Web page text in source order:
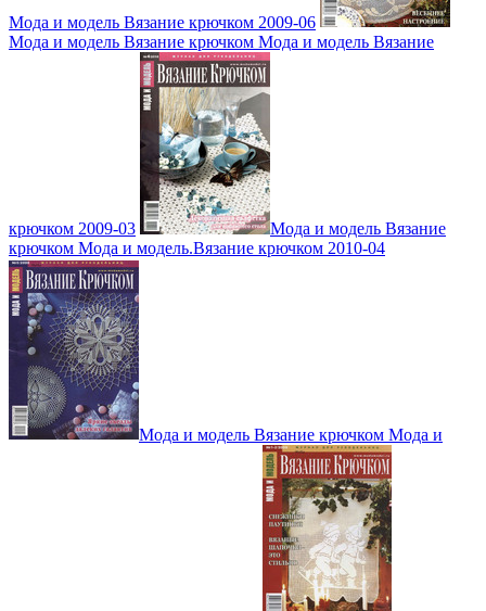
Мода и модель Вязание крючком 2009-06
Мода и модель Вязание крючком Мода и модель Вязание
крючком 2009-03
Мода и модель Вязание
крючком Мода и модель.Вязание крючком 2010-04
Мода и модель Вязание крючком Мода и